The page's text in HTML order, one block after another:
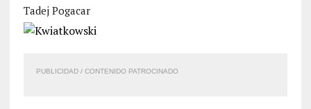
Tadej Pogacar
PUBLICIDAD / CONTENIDO PATROCINADO